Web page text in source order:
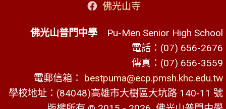
佛光山寺
佛光山普門中學 Pu-Men Senior High School
電話：(07) 656-2676
傳真：(07) 656-3559
電郵信箱： bestpuma@ecp.pmsh.khc.edu.tw
學校地址：(84048)高雄市大樹區大坑路 140-11 號